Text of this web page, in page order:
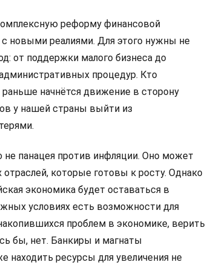
реформу финансовой
новыми реалиями. Для этого нужны не
от поддержки малого бизнеса до
процедур. Кто
начнётся движение в сторону
у нашей страны выйти из
панацея против инфляции. Оно может
которые готовы к росту. Однако
экономика будет оставаться в
условиях есть возможности для
проблем в экономике, верить
бы, нет. Банкиры и магнаты
находить ресурсы для увеличения не